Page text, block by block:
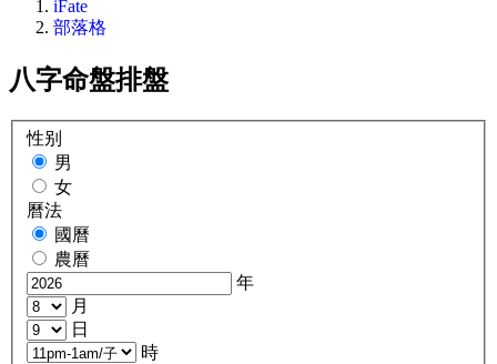
iFate
部落格
八字命盤排盤
性别
男
女
曆法
國曆
農曆
年
月
日
時